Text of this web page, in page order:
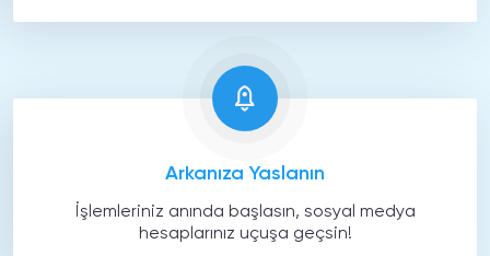
Arkanıza Yaslanın
İşlemleriniz anında başlasın, sosyal medya
hesaplarınız uçuşa geçsin!